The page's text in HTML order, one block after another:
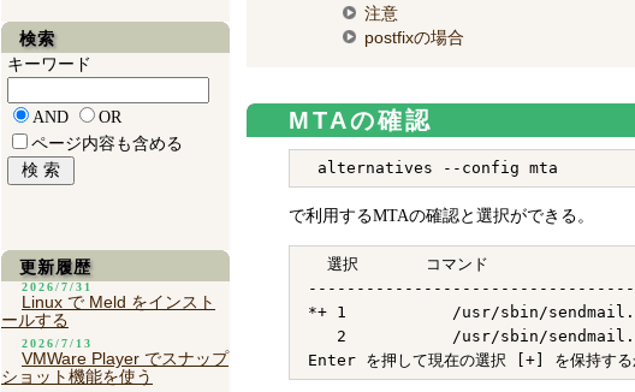
注意
postfixの場合
MTAの確認
で利用するMTAの確認と選択ができる。
  選択       コマンド
*+ 1           /usr/sbin/
2           /usr/sbin/
検索
キーワード
AND
OR
ページ内容も含める
更新履歴
2026/7/31
Linux で Meld をインスト
ールする
2026/7/13
VMWare Player でスナップ
ショット機能を使う